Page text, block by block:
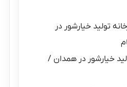
تولید خیارشور در
خیارشور در همدان /